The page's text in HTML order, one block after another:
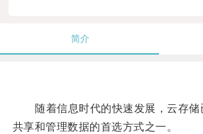
简介
随着信息时代的快速发展，云存储
共享和管理数据的首选方式之一。